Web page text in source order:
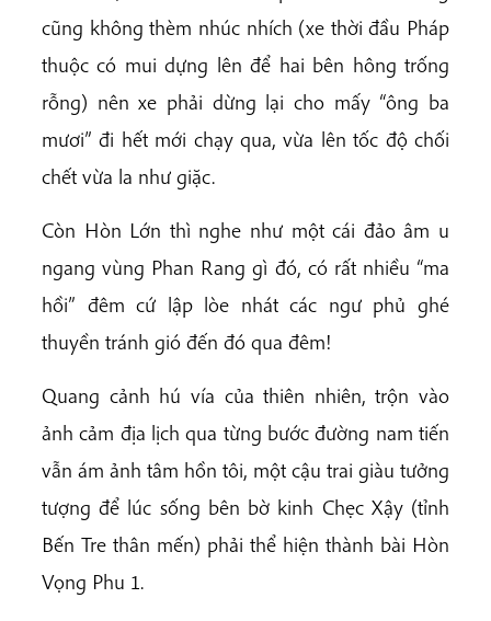
cũng không thèm nhúc nhích (xe thời đầu Pháp
thuộc có mui dựng lên để hai bên hông trống
rỗng) nên xe phải dừng lại cho mấy “ông ba
mươi” đi hết mới chạy qua, vừa lên tốc độ chối
chết vừa la như giặc.
Còn Hòn Lớn thì nghe như một cái đảo âm u
ngang vùng Phan Rang gì đó, có rất nhiều “ma
hồi” đêm cứ lập lòe nhát các ngư phủ ghé
thuyền tránh gió đến đó qua đêm!
Quang cảnh hú vía của thiên nhiên, trộn vào
ảnh cảm địa lịch qua từng bước đường nam tiến
vẫn ám ảnh tâm hồn tôi, một cậu trai giàu tưởng
tượng để lúc sống bên bờ kinh Chẹc Xậy (tỉnh
Bến Tre thân mến) phải thể hiện thành bài Hòn
Vọng Phu 1.